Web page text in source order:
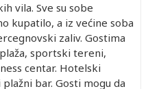
vila. Sve su sobe
kupatilo, a iz većine soba
zaliv. Gostima
sportski tereni,
centar. Hotelski
bar. Gosti mogu da